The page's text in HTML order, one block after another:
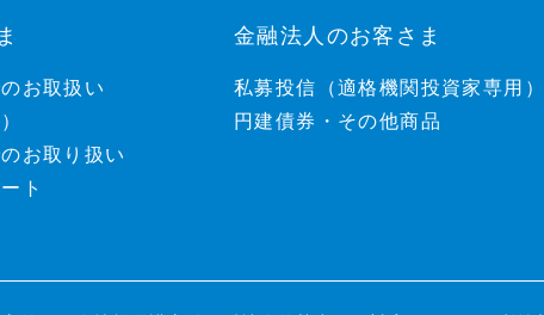
お取扱い
お取り扱い
ト
金融法人のお客さま
私募投信（適格機関投資家専用）
円建債券・その他商品